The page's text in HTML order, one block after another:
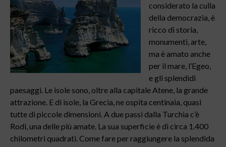
considerato la culla
della democrazia, è
ricco di storia,
monumenti, arte,
ma è amato anche
per il mare, l’Egeo,
e gli splendidi
paesaggi. Le isole sono, oltre alla capitale Atene, la grande
attrazione. E di isole, la Grecia, ne ospita centinaia, quasi
tutte di piccole dimensioni. A due passi dalla Turchia c’è
Rodi, una delle più amate. La sua superficie è di circa 1.400
chilometri quadrati. Come fare per raggiungere la splendida